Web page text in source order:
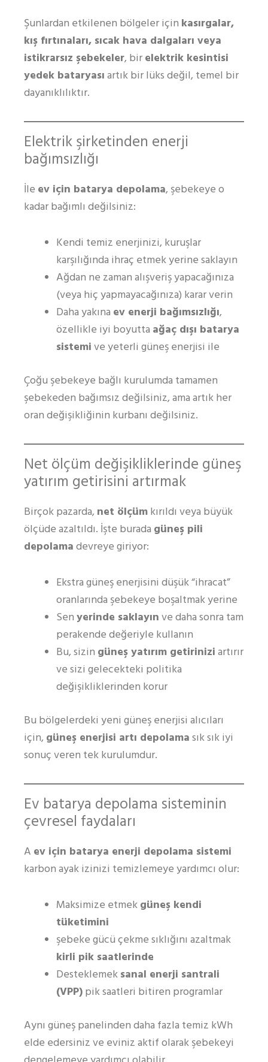
Şunlardan etkilenen bölgeler için kasırgalar,
kış fırtınaları, sıcak hava dalgaları veya
istikrarsız şebekeler, birelektrik kesintisi
yedek bataryasıartık bir lüks değil, temel bir
dayanıklılıktır.
Elektrik şirketinden enerji
bağımsızlığı
İle ev için batarya depolama, şebekeye o
kadar bağımlı değilsiniz:
Kendi temiz enerjinizi, kuruşlar
karşılığında ihraç etmek yerine saklayın
Ağdan ne zaman alışveriş yapacağınıza
(veya hiç yapmayacağınıza) karar verin
Daha yakına ev enerji bağımsızlığı,
özellikle iyi boyutta ağaç dışı batarya
sistemive yeterli güneş enerjisi ile
Çoğu şebekeye bağlı kurulumda tamamen
şebekeden bağımsız değilsiniz, ama artık her
oran değişikliğinin kurbanı değilsiniz.
Net ölçüm değişikliklerinde güneş
yatırım getirisini artırmak
Birçok pazarda, net ölçümkırıldı veya büyük
ölçüde azaltıldı. İşte burada güneş pili
depolamadevreye giriyor:
Ekstra güneş enerjisini düşük “ihracat”
oranlarında şebekeye boşaltmak yerine
Senyerinde saklayınve daha sonra tam
perakende değeriyle kullanın
Bu, sizin güneş yatırım getiriniziartırır
ve sizi gelecekteki politika
değişikliklerinden korur
Bu bölgelerdeki yeni güneş enerjisi alıcıları
için, güneş enerjisi artı depolamasık sık iyi
sonuç veren tek kurulumdur.
Ev batarya depolama sisteminin
çevresel faydaları
A ev için batarya enerji depolama sistemi
karbon ayak izinizi temizlemeye yardımcı olur:
Maksimize etmekgüneş kendi
tüketimini
şebeke gücü çekme sıklığını azaltmak
kirli pik saatlerinde
Desteklemeksanal enerji santrali
(VPP)pik saatleri bitiren programlar
Aynı güneş panelinden daha fazla temiz kWh
elde edersiniz ve eviniz aktif olarak şebekeyi